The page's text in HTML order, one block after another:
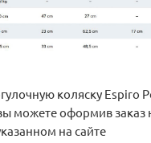
коляску Espiro
можете оформив заказ
на сайте